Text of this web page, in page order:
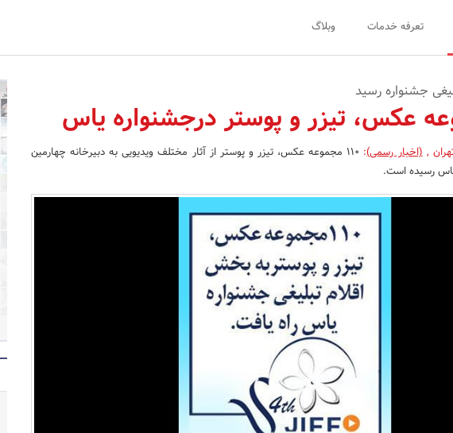
تعرفه خدمات وبلاگ
جشنواره رسید
,(اخبار رسمی):
110 مجموعه عکس، تیزر و پوستر از آثار مختلف ویدیویی به دبیرخانه چهارمین
یاس رسیده است.